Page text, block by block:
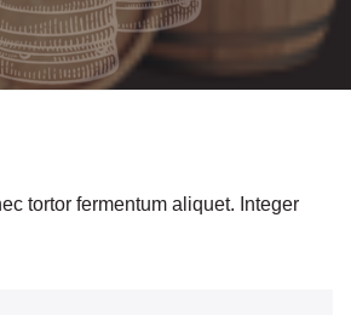
tortor fermentum aliquet. Integer